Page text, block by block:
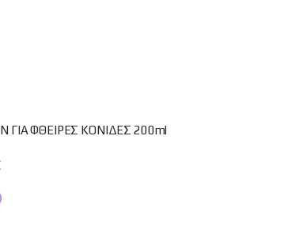
ΓΙΑ ΦΘΕΙΡΕΣ ΚΟΝΙΔΕΣ 200ml